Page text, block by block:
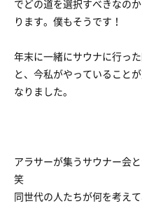
でどの道を選択すべきなの
ります。僕もそうです！
年末に一緒にサウナに行っ
と、今私がやっていること
なりました。
アラサーが集うサウナー会
笑
同世代の人たちが何を考え